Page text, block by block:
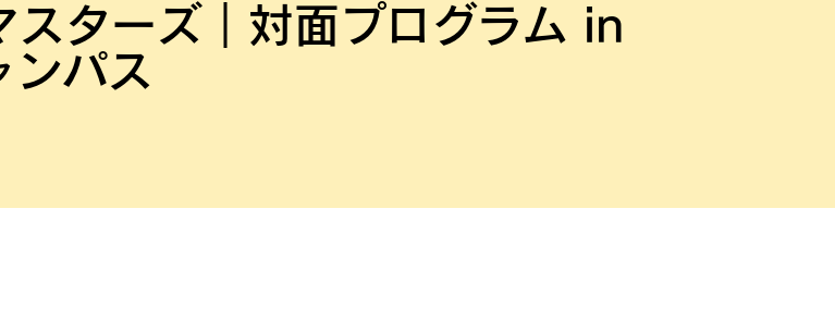
ターズ｜対面プログラム in
ンパス